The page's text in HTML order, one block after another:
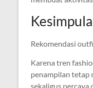
Rekomendasi
Karena tren
penampilan tetap
sekaligus percaya